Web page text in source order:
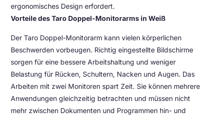
ergonomisches Design erfordert.
Vorteile des Taro Doppel-Monitorarms in Weiß
Der Taro Doppel-Monitorarm kann vielen körperlichen
Beschwerden vorbeugen. Richtig eingestellte Bildschirme
sorgen für eine bessere Arbeitshaltung und weniger
Belastung für Rücken, Schultern, Nacken und Augen. Das
Arbeiten mit zwei Monitoren spart Zeit. Sie können mehrere
Anwendungen gleichzeitig betrachten und müssen nicht
mehr zwischen Dokumenten und Programmen hin- und